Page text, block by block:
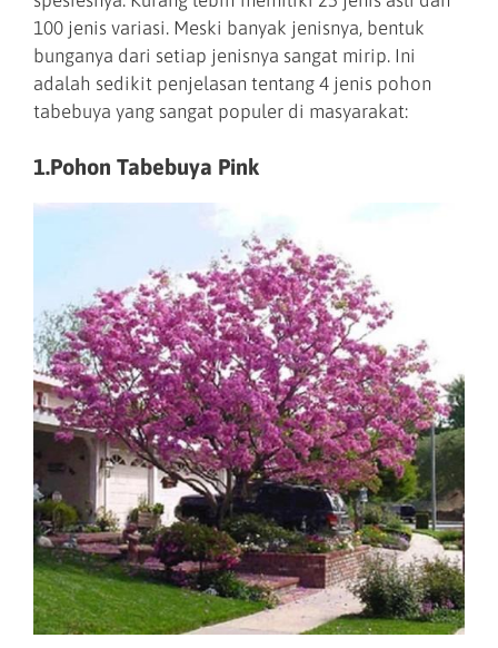
100 jenis variasi. Meski banyak jenisnya, bentuk
bunganya dari setiap jenisnya sangat mirip. Ini
adalah sedikit penjelasan tentang 4 jenis pohon
tabebuya yang sangat populer di masyarakat:
1.Pohon Tabebuya Pink